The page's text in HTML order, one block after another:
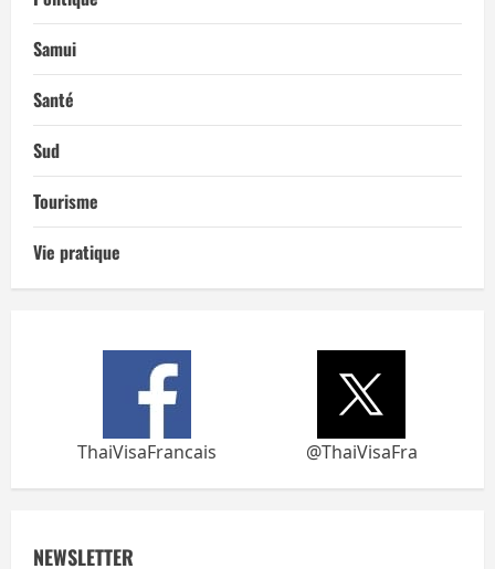
Samui
Santé
Sud
Tourisme
Vie pratique
ThaiVisaFrancais @ThaiVisaFra
NEWSLETTER